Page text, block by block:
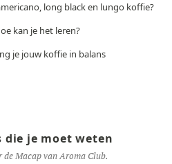
long black en lungo koffie?
kan je het leren?
je jouw koffie in balans
die je moet weten
de Macap van Aroma Club.